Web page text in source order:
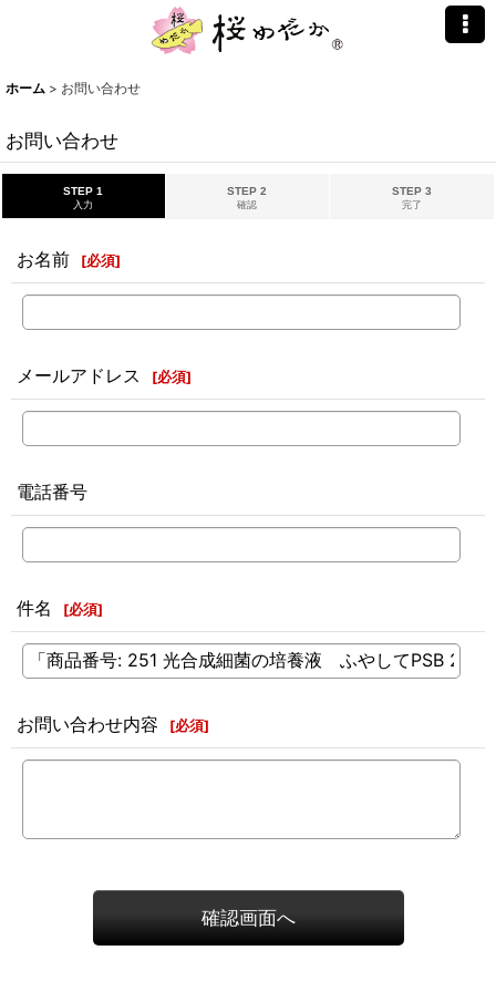
ホーム > お問い合わせ
お問い合わせ
STEP 1
入力
STEP 2
確認
STEP 3
完了
お名前 [必須]
メールアドレス [必須]
電話番号
件名 [必須]
お問い合わせ内容 [必須]
確認画面へ